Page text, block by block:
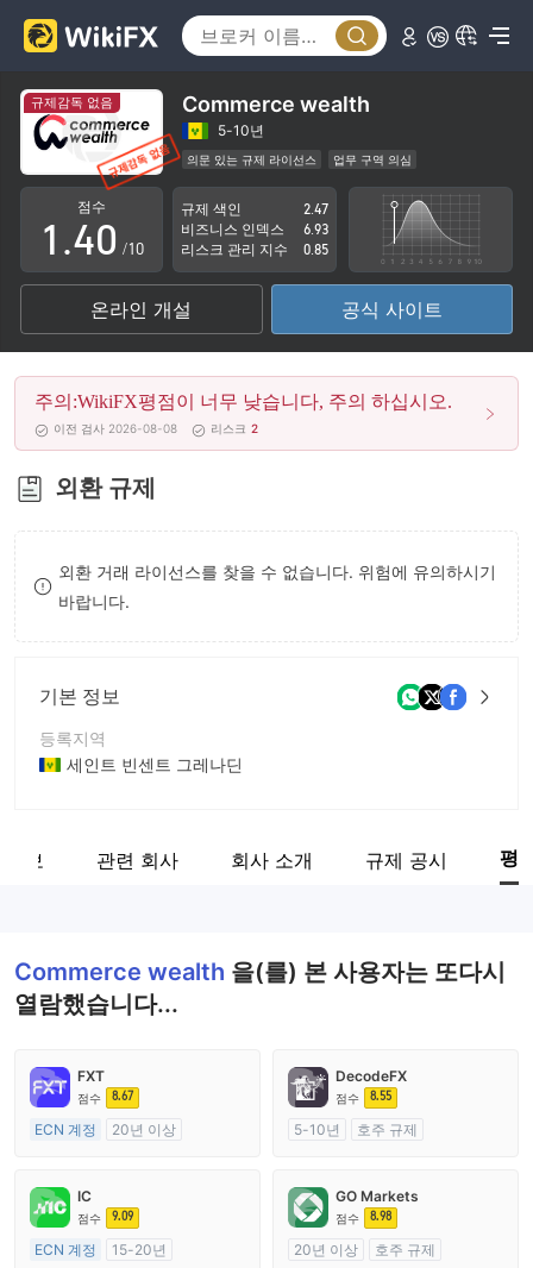
규제감독 없음 Commerce wealth
5-10년
의문 있는 규제 라이선스
업무 구역 의심
잠재적 위험성이 높음
점수
0
1
2
3
4
5
6
7
8
9
.
0
1
2
3
4
5
6
7
8
9
0
1
2
3
4
5
6
7
8
/10
규제 색인
2.47
비즈니스 인덱스
6.93
리스크 관리 지수
0.85
온라인 개설 공식 사이트
주의:WikiFX평점이 너무 낮습니다, 주의 하십시오.
이전 검사 2026-08-08 리스크 2
외환 규제
외환 거래 라이선스를 찾을 수 없습니다. 위험에 유의하시기
바랍니다.
기본 정보
등록지역
세인트 빈센트 그레나딘
회사 전체 이름
보 관련 회사 회사 소개 규제 공시 평
Commerce wealth 을(를) 본 사용자는 또다시
열람했습니다...
FXT
점수 8.67
ECN 계정
20년 이상
외환 거래 라이선스 (MM)
마스터 레이블 MT4
DecodeFX
점수 8.55
5-10년
호주 규제
마스터 레이블 MT4
IC
점수 9.09
ECN 계정
15-20년
GO Markets
점수 8.98
20년 이상
호주 규제